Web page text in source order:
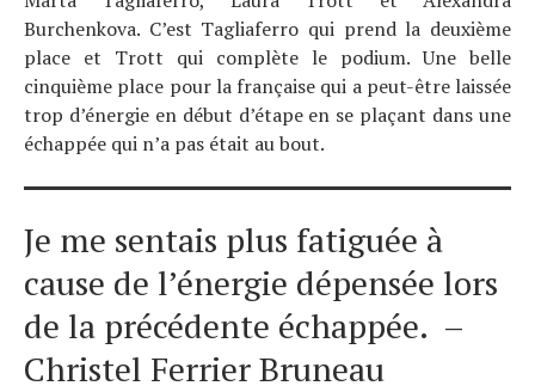
Burchenkova. C’est Tagliaferro qui prend la deuxième
place et Trott qui complète le podium. Une belle
cinquième place pour la française qui a peut-être laissée
trop d’énergie en début d’étape en se plaçant dans une
échappée qui n’a pas était au bout.
Je me sentais plus fatiguée à
cause de l’énergie dépensée lors
de la précédente échappée. –
Christel Ferrier Bruneau